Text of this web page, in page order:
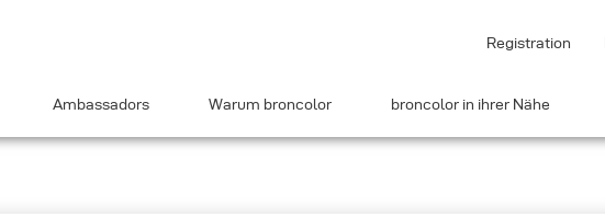
Registration
Ambassadors Warum broncolor broncolor in ihrer Nähe